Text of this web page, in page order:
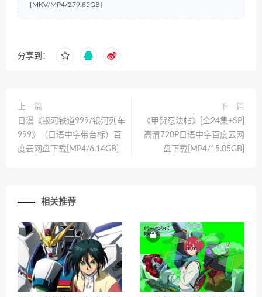
[MKV/MP4/279.85GB]
分享到：
上一篇
日漫《银河铁道999/银河列车
999》（日语中字带台标）百
度云网盘下载[MP4/6.14GB]
下一篇
《甲贺忍法帖》[全24集+SP]
高清720P日语中字百度云网
盘下载[MP4/15.05GB]
相关推荐